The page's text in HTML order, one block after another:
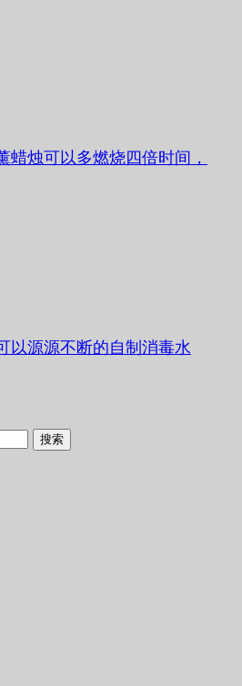
蜡烛可以多燃烧四倍时间，
以源源不断的自制消毒水